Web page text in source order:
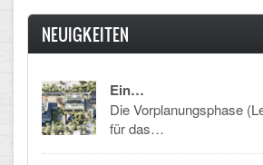
ORGANISATION
Abitur
Freistellung/Entschuldigung
Kurswahl 10. Kl.
NEUIGKEITEN
Ein…
Die Vorplanungsphase
für das…